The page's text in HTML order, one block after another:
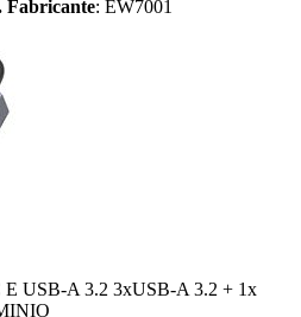
Fabricante: EW7001
USB-A 3.2 3xUSB-A 3.2 + 1x